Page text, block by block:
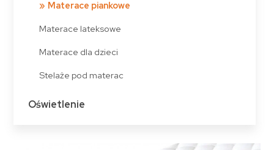
Materace piankowe
Materace lateksowe
Materace dla dzieci
Stelaże pod materac
Oświetlenie